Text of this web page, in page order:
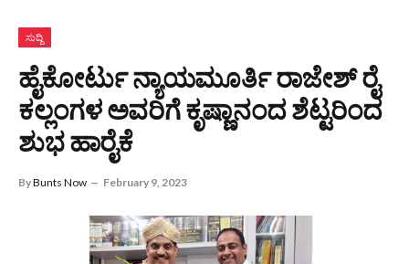
ಸುದ್ದಿ
ಹೈಕೋರ್ಟು ನ್ಯಾಯಮೂರ್ತಿ ರಾಜೇಶ್ ರೈ
ಕಲ್ಲಂಗಳ ಅವರಿಗೆ ಕೃಷ್ಣಾನಂದ ಶೆಟ್ಟರಿಂದ
ಶುಭ ಹಾರೈಕೆ
ByBunts Now February 9, 2023